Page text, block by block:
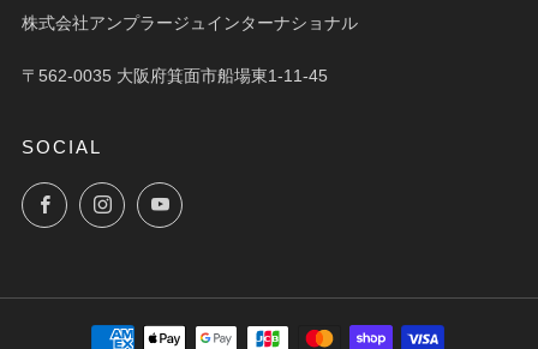
株式会社アンプラージュインターナショナル
〒562-0035 大阪府箕面市船場東1-11-45
SOCIAL
FacebookInstagramYouTube